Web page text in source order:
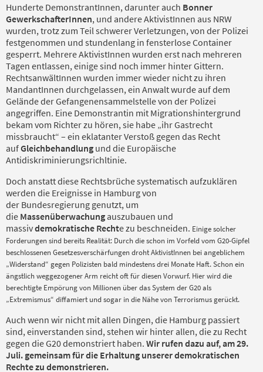
Hunderte DemonstrantInnen, darunter auch Bonner
GewerkschafterInnen, und andere AktivistInnen aus NRW
wurden, trotz zum Teil schwerer Verletzungen, von der Polizei
festgenommen und stundenlang in fensterlose Container
gesperrt. Mehrere AktivistInnen wurden erst nach mehreren
Tagen entlassen, einige sind noch immer hinter Gittern.
RechtsanwältInnen wurden immer wieder nicht zu ihren
MandantInnen durchgelassen, ein Anwalt wurde auf dem
Gelände der Gefangenensammelstelle von der Polizei
angegriffen. Eine Demonstrantin mit Migrationshintergrund
bekam vom Richter zu hören, sie habe „ihr Gastrecht
missbraucht“ – ein eklatanter Verstoß gegen das Recht
aufGleichbehandlung und die Europäische
Antidiskriminierungsrichltinie.
Doch anstatt diese Rechtsbrüche systematisch aufzuklären
werden die Ereignisse in Hamburg von
der Bundesregierung genutzt, um
die Massenüberwachung auszubauen und
massivdemokratische Rechte zu beschneiden. Einige solcher
Forderungensind bereits Realität: Durch die schon im Vorfeld vom G20-Gipfel
beschlossenen Gesetzesverschärfungen droht AktivistInnen bei angeblichem
„Widerstand“ gegen Polizisten bald mindestens drei Monate Haft. Schon ein
ängstlich weggezogener Arm reicht oft für diesen Vorwurf. Hier wirddie
berechtigte Empörung von Millionen über das System der G20 als
„Extremismus“ diffamiert undsogar in die Nähe von Terrorismus gerückt.
Auch wenn wir nicht mit allen Dingen, die Hamburg passiert
sind, einverstanden sind, stehen wir hinter allen, die zu Recht
gegen die G20 demonstriert haben. Wir rufen dazu auf, am 29.
Juli. gemeinsam für die Erhaltung unserer demokratischen
Rechte zu demonstrieren.